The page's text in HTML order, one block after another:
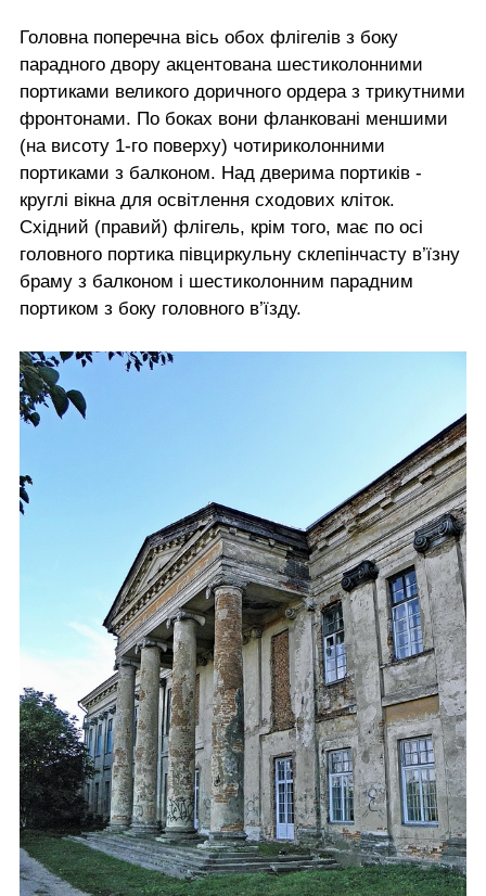
Головна поперечна вісь обох флігелів з боку
парадного двору акцентована шестиколонними
портиками великого доричного ордера з трикутними
фронтонами. По боках вони фланковані меншими
(на висоту 1-го поверху) чотириколонними
портиками з балконом. Над дверима портиків -
круглі вікна для освітлення сходових кліток.
Східний (правий) флігель, крім того, має по осі
головного портика півциркульну склепінчасту в’їзну
браму з балконом і шестиколонним парадним
портиком з боку головного в’їзду.